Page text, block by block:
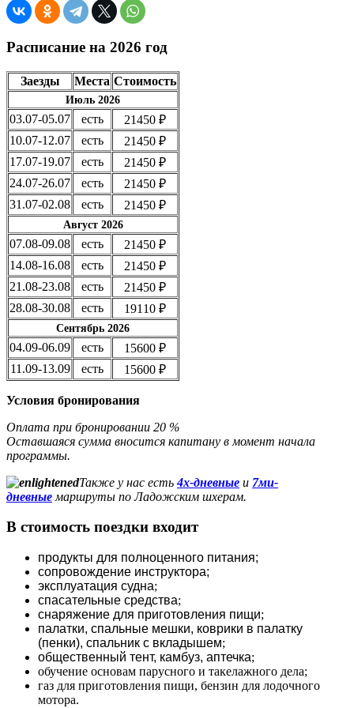
Расписание на 2026 год
Заезды Места Стоимость
Июль 2026
03.07-05.07 есть
21450 ₽
10.07-12.07
есть
21450 ₽
17.07-19.07
есть
21450 ₽
24.07-26.07
есть
21450 ₽
31.07-02.08
есть 21450 ₽
Август 2026
07.08-09.08 есть
21450 ₽
14.08-16.08
есть
21450 ₽
21.08-23.08
есть
21450 ₽
28.08-30.08
есть 19110 ₽
Сентябрь 2026
04.09-06.09 есть
15600 ₽
11.09-13.09
есть 15600 ₽
Условия бронирования
Оплата при бронировании 20 %
Оставшаяся сумма вносится капитану в момент начала
программы.
Также у нас есть4х-дневные и 7ми-
дневные маршруты по Ладожским шхерам.
В стоимость поездки входит
продукты для полноценного питания;
сопровождение инструктора;
эксплуатация судна;
спасательные средства;
снаряжение для приготовления пищи;
палатки, спальные мешки, коврики в палатку
(пенки), спальник с вкладышем;
общественный тент, камбуз, аптечка;
обучение основам парусного и такелажного дела;
газ для приготовления пищи, бензин для лодочного
мотора.